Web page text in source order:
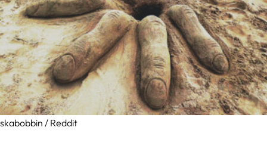
skabobbin / Reddit